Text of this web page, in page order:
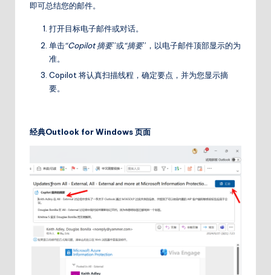
即可总结您的邮件。
打开目标电子邮件或对话。
单击“Copilot摘要”或“摘要”，以电子邮件顶部显示的为
准。
Copilot 将认真扫描线程，确定要点，并为您显示摘
要。
经典Outlook for Windows页面